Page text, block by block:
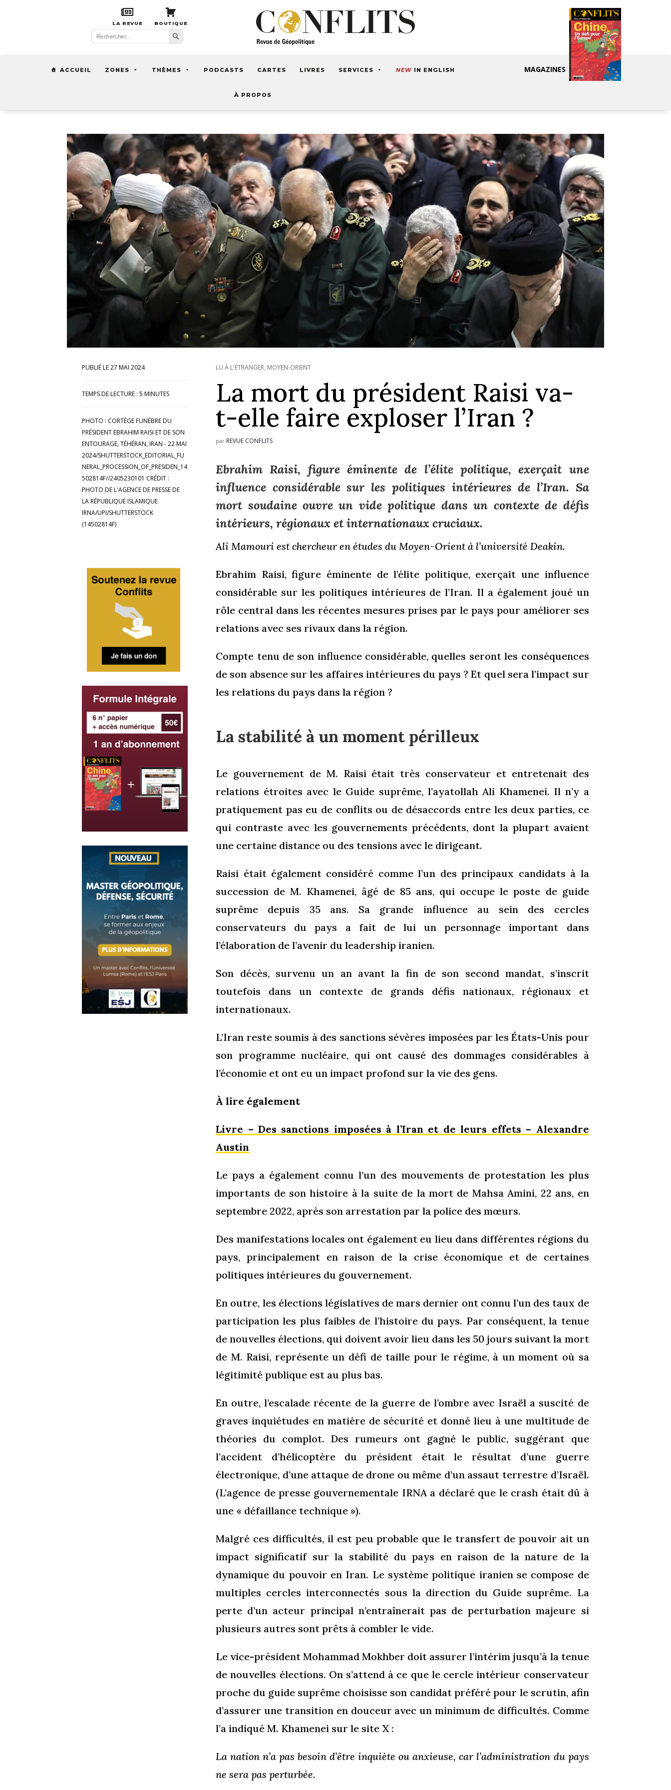
LA REVUE BOUTIQUE
Search
for:
Search Button
ACCUEIL ZONES THÈMES PODCASTS CARTES LIVRES SERVICES NEW IN ENGLISH
À PROPOS
MAGAZINES
27 MAI 2024
TEMPS DE LECTURE : 5 MINUTES
PHOTO : CORTÈGE FUNÈBRE DU
PRÉSIDENT EBRAHIM RAISI ET DE SON
ENTOURAGE, TÉHÉRAN, IRAN - 22 MAI
2024/SHUTTERSTOCK_EDITORIAL_FU
NERAL_PROCESSION_OF_PRESIDEN_14
502814F//2405230101 CRÉDIT :
PHOTO DE L'AGENCE DE PRESSE DE
LA RÉPUBLIQUE ISLAMIQUE
IRNA/UPI/SHUTTERSTOCK
(14502814F)
LU À L'ÉTRANGER, MOYEN-ORIENT
La mort du président Raisi va-
t-elle faire exploser l’Iran ?
par REVUE CONFLITS
Ebrahim Raisi, figure éminente de l’élite politique, exerçait une
influence considérable sur les politiques intérieures de l’Iran. Sa
mort soudaine ouvre un vide politique dans un contexte de défis
intérieurs, régionaux et internationaux cruciaux.
Ali Mamouri est chercheur en études du Moyen-Orient à l’université Deakin.
Ebrahim Raisi, figure éminente de l’élite politique, exerçait une influence
considérable sur les politiques intérieures de l’Iran. Il a également joué un
rôle central dans les récentes mesures prises par le pays pour améliorer ses
relations avec ses rivaux dans la région.
Compte tenu de son influence considérable, quelles seront les conséquences
de son absence sur les affaires intérieures du pays ? Et quel sera l’impact sur
les relations du pays dans la région ?
La stabilité à un moment périlleux
Le gouvernement de M. Raisi était très conservateur et entretenait des
relations étroites avec le Guide suprême, l’ayatollah Ali Khamenei. Il n’y a
pratiquement pas eu de conflits ou de désaccords entre les deux parties, ce
qui contraste avec les gouvernements précédents, dont la plupart avaient
une certaine distance ou des tensions avec le dirigeant.
Raisi était également considéré comme l’un des principaux candidats à la
succession de M. Khamenei, âgé de 85 ans, qui occupe le poste de guide
suprême depuis 35 ans. Sa grande influence au sein des cercles
conservateurs du pays a fait de lui un personnage important dans
l’élaboration de l’avenir du leadership iranien.
Son décès, survenu un an avant la fin de son second mandat, s’inscrit
toutefois dans un contexte de grands défis nationaux, régionaux et
internationaux.
L’Iran reste soumis à des sanctions sévères imposées par les États-Unis pour
son programme nucléaire, qui ont causé des dommages considérables à
l’économie et ont eu un impact profond sur la vie des gens.
À lire également
Livre – Des sanctions imposées à l’Iran et de leurs effets – Alexandre
Austin
Le pays a également connu l’un des mouvements de protestation les plus
importants de son histoire à la suite de la mort de Mahsa Amini, 22 ans, en
septembre 2022, après son arrestation par la police des mœurs.
Des manifestations locales ont également eu lieu dans différentes régions du
pays, principalement en raison de la crise économique et de certaines
politiques intérieures du gouvernement.
En outre, les élections législatives de mars dernier ont connu l’un des taux de
participation les plus faibles de l’histoire du pays. Par conséquent, la tenue
de nouvelles élections, qui doivent avoir lieu dans les 50 jours suivant la mort
de M. Raisi, représente un défi de taille pour le régime, à un moment où sa
légitimité publique est au plus bas.
En outre, l’escalade récente de la guerre de l’ombre avec Israël a suscité de
graves inquiétudes en matière de sécurité et donné lieu à une multitude de
théories du complot. Des rumeurs ont gagné le public, suggérant que
l’accident d’hélicoptère du président était le résultat d’une guerre
électronique, d’une attaque de drone ou même d’un assaut terrestre d’Israël.
(L’agence de presse gouvernementale IRNA a déclaré que le crash était dû à
une « défaillance technique »).
Malgré ces difficultés, il est peu probable que le transfert de pouvoir ait un
impact significatif sur la stabilité du pays en raison de la nature de la
dynamique du pouvoir en Iran. Le système politique iranien se compose de
multiples cercles interconnectés sous la direction du Guide suprême. La
perte d’un acteur principal n’entraînerait pas de perturbation majeure si
plusieurs autres sont prêts à combler le vide.
Le vice-président Mohammad Mokhber doit assurer l’intérim jusqu’à la tenue
de nouvelles élections. On s’attend à ce que le cercle intérieur conservateur
proche du guide suprême choisisse son candidat préféré pour le scrutin, afin
d’assurer une transition en douceur avec un minimum de difficultés. Comme
l’a indiqué M. Khamenei sur le site X :
La nation n’a pas besoin d’être inquiète ou anxieuse, car l’administration du pays
ne sera pas perturbée.